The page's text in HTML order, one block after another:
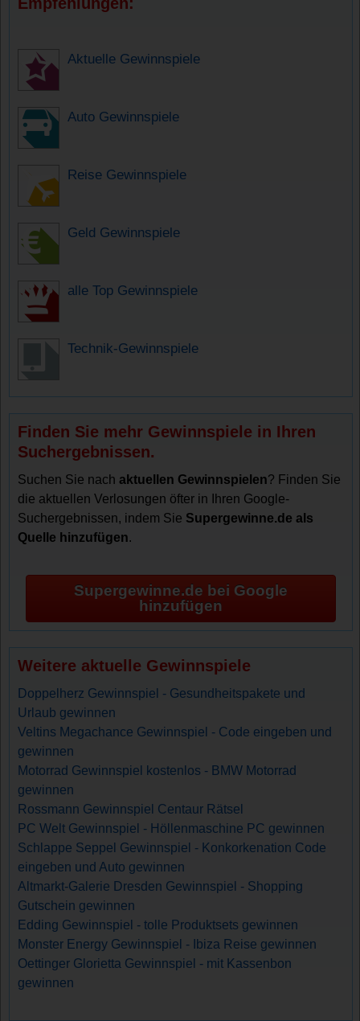
Aktuelle Gewinnspiele
Auto Gewinnspiele
Reise Gewinnspiele
Geld Gewinnspiele
alle Top Gewinnspiele
Technik-Gewinnspiele
Finden Sie mehr Gewinnspiele in Ihren
Suchergebnissen.
Suchen Sie nachaktuellen Gewinnspielen? Finden Sie
die aktuellen Verlosungen öfter in Ihren Google-
Suchergebnissen, indem Sie Supergewinne.de als
Quelle hinzufügen.
Supergewinne.de bei Google
hinzufügen
Weitere aktuelle Gewinnspiele
Doppelherz Gewinnspiel - Gesundheitspakete und
Urlaub gewinnen
Veltins Megachance Gewinnspiel - Code eingeben und
gewinnen
Motorrad Gewinnspiel kostenlos - BMW Motorrad
gewinnen
Rossmann Gewinnspiel Centaur Rätsel
PC Welt Gewinnspiel - Höllenmaschine PC gewinnen
Schlappe Seppel Gewinnspiel - Konkorkenation Code
eingeben und Auto gewinnen
Altmarkt-Galerie Dresden Gewinnspiel - Shopping
Gutschein gewinnen
Edding Gewinnspiel - tolle Produktsets gewinnen
Monster Energy Gewinnspiel - Ibiza Reise gewinnen
Oettinger Glorietta Gewinnspiel - mit Kassenbon
gewinnen